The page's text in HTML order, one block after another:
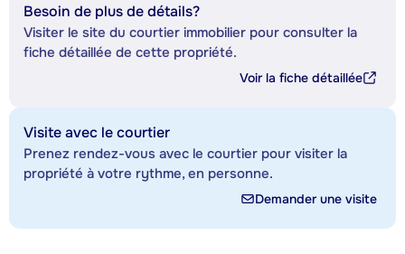
Besoin de plus de détails?
Visiter le site du courtier immobilier pour consulter la
fiche détaillée de cette propriété.
Voir la fiche détaillée
Visite avec le courtier
Prenez rendez-vous avec le courtier pour visiter la
propriété à votre rythme, en personne.
Demander une visite